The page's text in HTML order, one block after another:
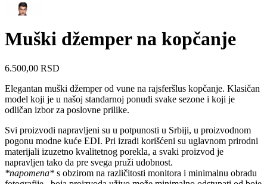
Muški džemper na kopčanje
6.500,00 RSD
Elegantan muški džemper od vune na rajsferšlus kopčanje. Klasičan
model koji je u našoj standarnoj ponudi svake sezone i koji je
odličan izbor za poslovne prilike.
Svi proizvodi napravljeni su u potpunosti u Srbiji, u proizvodnom
pogonu modne kuće EDI. Pri izradi korišćeni su uglavnom prirodni
materijali izuzetno kvalitetnog porekla, a svaki proizvod je
napravljen tako da pre svega pruži udobnost.
*napomena* s obzirom na različitosti monitora i minimalnu obradu